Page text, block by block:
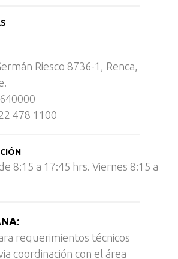
Riesco 8736-1, Renca,
478 1100
8:15 a 17:45 hrs. Viernes 8:15 a
requerimientos técnicos
coordinación con el área